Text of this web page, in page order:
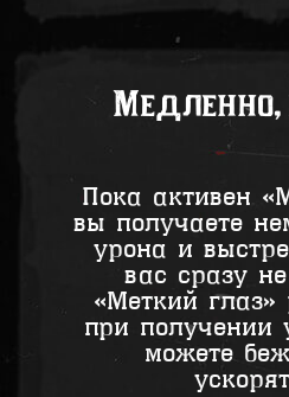
Медленно,
Пока активен
вы получаете
урона и
вас сразу
«Меткий глаз»
при получении
можете